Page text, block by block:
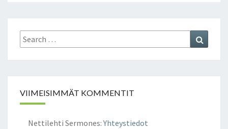
Search
for:
VIIMEISIMMÄT KOMMENTIT
Nettilehti Sermones:Yhteystiedot